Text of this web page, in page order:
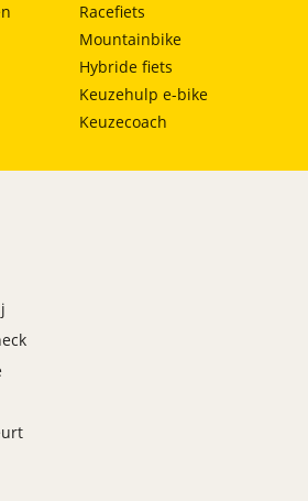
Racefiets
Mountainbike
Hybride fiets
Keuzehulp e-bike
Keuzecoach